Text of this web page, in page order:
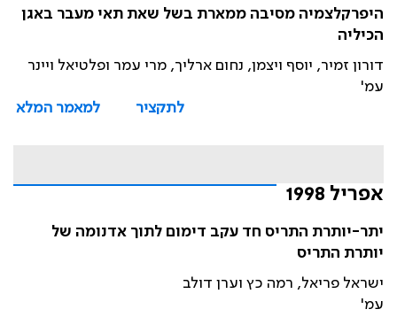
היפרקלצמיה מסיבה ממארת בשל שאת תאי מעבר באגן
הכיליה
דורון זמיר, יוסף ויצמן, נחום ארליך, מרי עמר ופלטיאל ויינר
עמ'
לתקציר
למאמר המלא
אפריל 1998
יתר-יותרת התריס חד עקב דימום לתוך אדנומה של
יותרת התריס
ישראל פריאל, רמה כץ וערן דולב
עמ'